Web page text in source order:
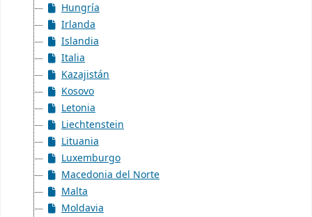
Hungría
Irlanda
Islandia
Italia
Kazajistán
Kosovo
Letonia
Liechtenstein
Lituania
Luxemburgo
Macedonia del Norte
Malta
Moldavia